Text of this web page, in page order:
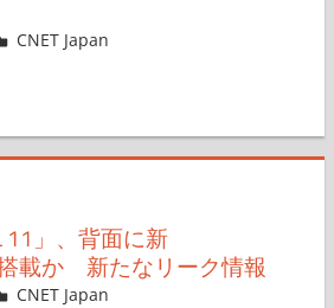
CNET Japan
11」、背面に新
搭載か 新たなリーク情報
CNET Japan